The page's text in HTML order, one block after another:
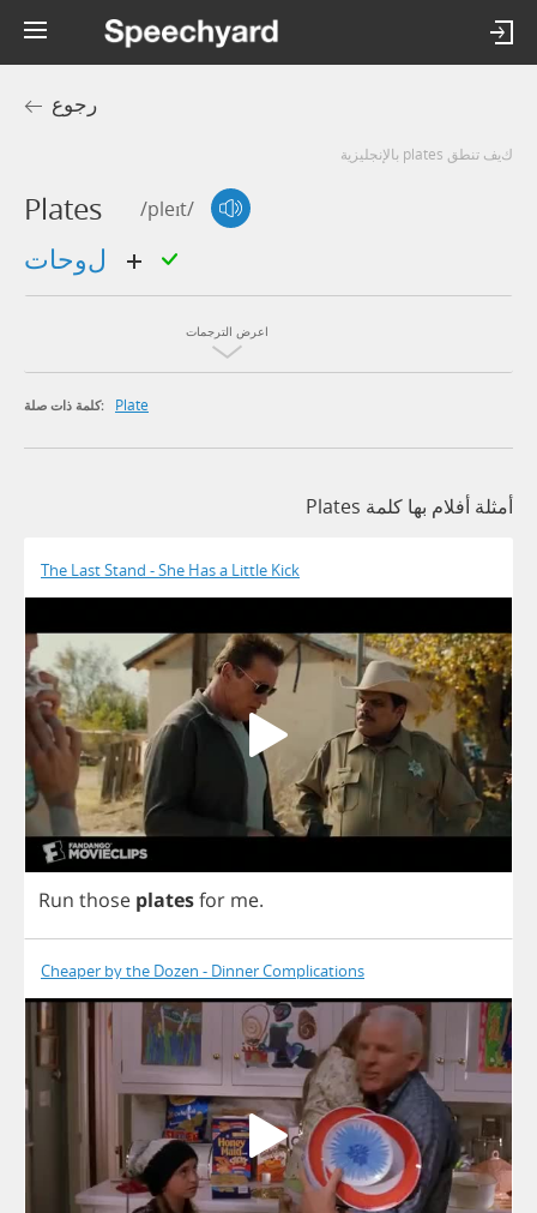
رجوع
كيف تنطق plates بالإنجليزية
Plates /pleɪt/
اعرض الترجمات
كلمة ذات صلة: Plate
أمثلة أفلام بها كلمة Plates
The Last Stand - She Has a Little Kick
Run those platesfor me.
Cheaper by the Dozen - Dinner Complications